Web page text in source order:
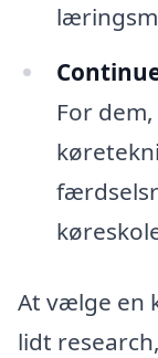
For
At vælge en
lidt